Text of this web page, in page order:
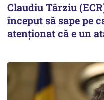
Claudiu Târziu
început să sape pe
atenționat că e un